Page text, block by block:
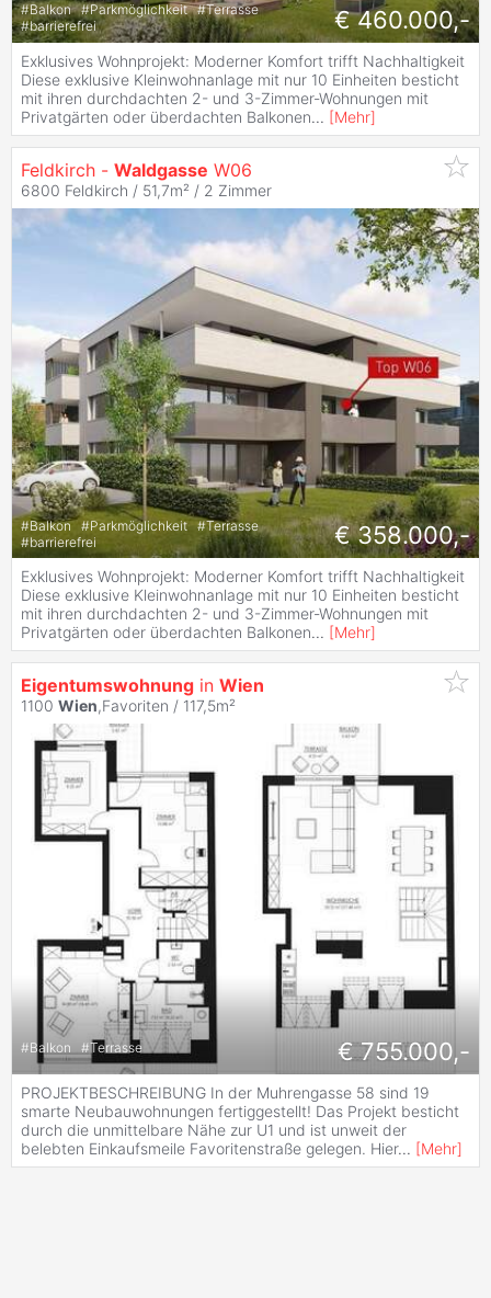
#Balkon #Parkmöglichkeit #Terrasse
#barrierefrei € 460.000,-
Exklusives Wohnprojekt: Moderner Komfort trifft Nachhaltigkeit
Diese exklusive Kleinwohnanlage mit nur 10 Einheiten besticht
mit ihren durchdachten 2- und 3-Zimmer-Wohnungen mit
Privatgärten oder überdachten Balkonen... [Mehr]
Feldkirch - Waldgasse W06
6800 Feldkirch / 51,7m² / 2 Zimmer
#Balkon #Parkmöglichkeit #Terrasse
#barrierefrei € 358.000,-
Exklusives Wohnprojekt: Moderner Komfort trifft Nachhaltigkeit
Diese exklusive Kleinwohnanlage mit nur 10 Einheiten besticht
mit ihren durchdachten 2- und 3-Zimmer-Wohnungen mit
Privatgärten oder überdachten Balkonen... [Mehr]
Eigentumswohnung in Wien
1100 Wien,Favoriten / 117,5m²
#Balkon #Terrasse € 755.000,-
PROJEKTBESCHREIBUNG In der Muhrengasse 58 sind 19
smarte Neubauwohnungen fertiggestellt! Das Projekt besticht
durch die unmittelbare Nähe zur U1 und ist unweit der
belebten Einkaufsmeile Favoritenstraße gelegen. Hier... [Mehr]